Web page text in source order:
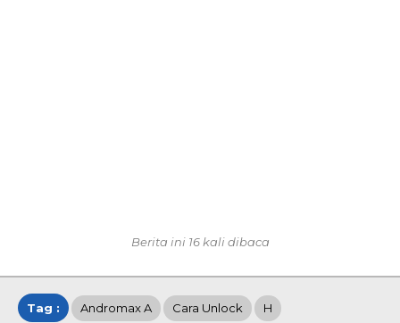
Berita ini 16 kali dibaca
Tag : Andromax A Cara Unlock H